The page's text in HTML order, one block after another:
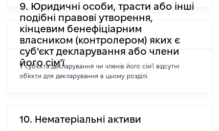
9. Юридичні особи, трасти або інші
подібні правові утворення,
кінцевим бенефіціарним
власником (контролером) яких є
суб’єкт декларування або члени
його сім'ї
У суб'єкта декларування чи членів його сім'ї відсутні
об'єкти для декларування в цьому розділі.
10. Нематеріальні активи